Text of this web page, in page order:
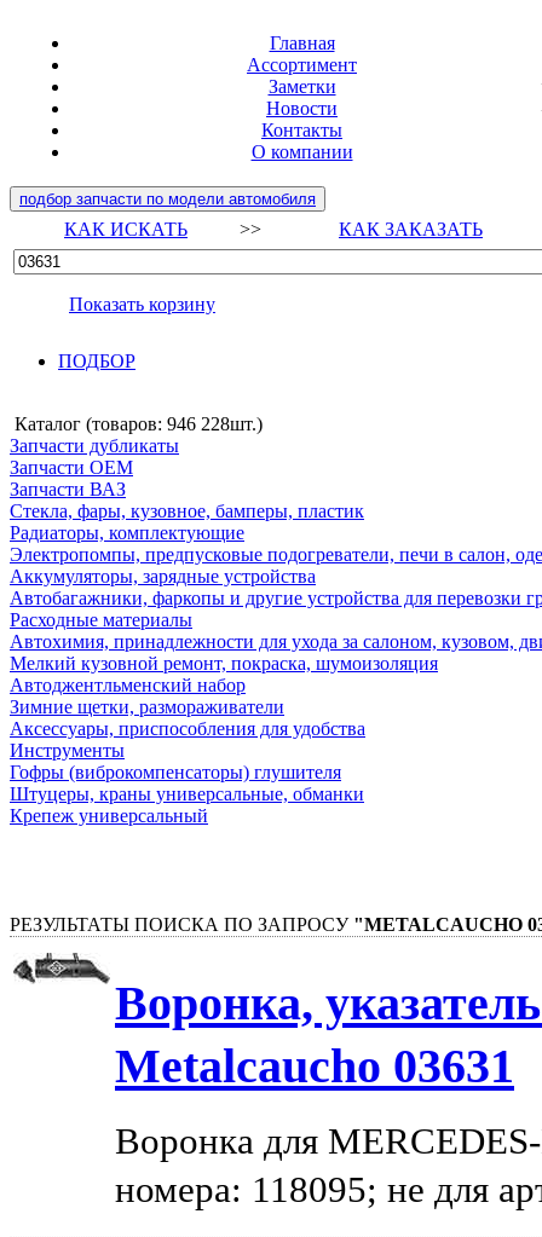
Главная
Ассортимент
Заметки
Новости
Контакты
О компании
подбор запчасти по модели автомобиля
КАК ИСКАТЬ >> КАК ЗАКАЗАТЬ
Показать корзину
ПОДБОР
Каталог (товаров: 946 228шт.)
Запчасти дубликаты
Запчасти ОЕМ
Запчасти ВАЗ
Стекла, фары, кузовное, бамперы, пластик
Радиаторы, комплектующие
Электропомпы, предпусковые подогреватели, печи в салон,
Аккумуляторы, зарядные устройства
Автобагажники, фаркопы и другие устройства для перевозки
Расходные материалы
Автохимия, принадлежности для ухода за салоном, кузовом,
Мелкий кузовной ремонт, покраска, шумоизоляция
Автоджентльменский набор
Зимние щетки, размораживатели
Аксессуары, приспособления для удобства
Инструменты
Гофры (виброкомпенсаторы) глушителя
Штуцеры, краны универсальные, обманки
Крепеж универсальный
РЕЗУЛЬТАТЫ ПОИСКА ПО ЗАПРОСУ "METALCAUCHO
Воронка,
Metalcaucho 03631
Воронка для
номера: 118095; не для